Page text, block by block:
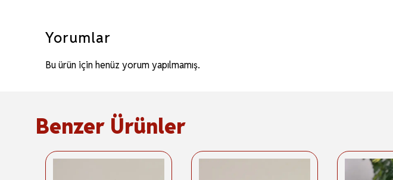
Yorumlar
Bu ürün için henüz yorum yapılmamış.
Benzer Ürünler